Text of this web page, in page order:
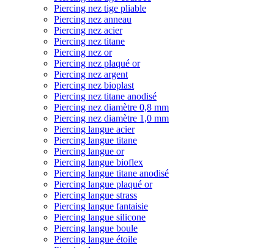
Piercing nez tige pliable
Piercing nez anneau
Piercing nez acier
Piercing nez titane
Piercing nez or
Piercing nez plaqué or
Piercing nez argent
Piercing nez bioplast
Piercing nez titane anodisé
Piercing nez diamètre 0,8 mm
Piercing nez diamètre 1,0 mm
Piercing langue acier
Piercing langue titane
Piercing langue or
Piercing langue bioflex
Piercing langue titane anodisé
Piercing langue plaqué or
Piercing langue strass
Piercing langue fantaisie
Piercing langue silicone
Piercing langue boule
Piercing langue étoile